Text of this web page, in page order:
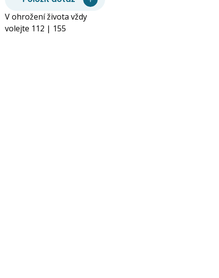
V ohrožení života vždy
volejte 112 | 155